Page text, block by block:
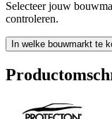
Selecteer jouw
controleren.
In welke bouwmarkt te